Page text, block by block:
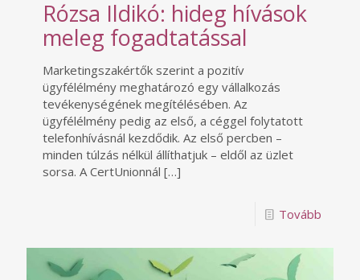
Rózsa Ildikó: hideg hívások
meleg fogadtatással
Marketingszakértők szerint a pozitív
ügyfélélmény meghatározó egy vállalkozás
tevékenységének megítélésében. Az
ügyfélélmény pedig az első, a céggel folytatott
telefonhívásnál kezdődik. Az első percben –
minden túlzás nélkül állíthatjuk – eldől az üzlet
sorsa. A CertUnionnál […]
Tovább